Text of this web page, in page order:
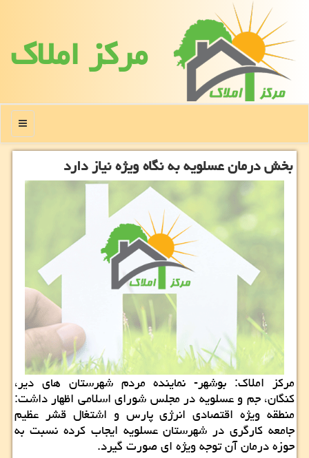
مركز املاك
منو
بخش درمان عسلویه به نگاه ویژه نیاز دارد
مركز املاك: بوشهر- نماینده مردم شهرستان های دیر،
كنگان، جم و عسلویه در مجلس شورای اسلامی اظهار داشت:
منطقه ویژه اقتصادی انرژی پارس و اشتغال قشر عظیم
جامعه كارگری در شهرستان عسلویه ایجاب كرده نسبت به
حوزه درمان آن توجه ویژه ای صورت گیرد.